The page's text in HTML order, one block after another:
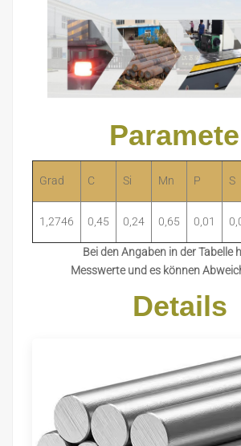
Grad C Si Mn P S
1,2746 0,45 0,24 0,65 0,01
Bei den Angaben in der Tabelle
Messwerte und es können
Details